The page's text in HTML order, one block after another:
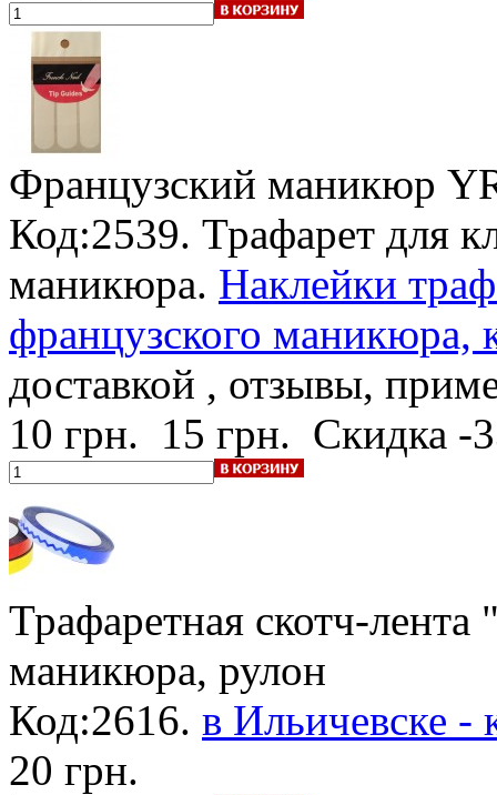
Французский маникюр
Код:2539. Трафарет для
маникюра. Наклейки
французского маникюра,
доставкой , отзывы,
10 грн. 15 грн. Скидка -
Трафаретная скотч-
маникюра, рулон
Код:2616. в Ильичевске -
20 грн.